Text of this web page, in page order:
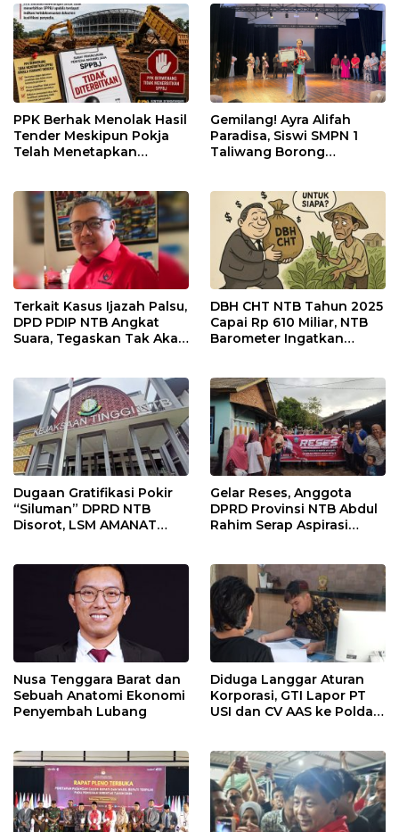
PPK Berhak Menolak Hasil
Tender Meskipun Pokja
Telah Menetapkan
Gemilang! Ayra Alifah
Paradisa, Siswi SMPN 1
Taliwang Borong
Terkait Kasus Ijazah Palsu,
DPD PDIP NTB Angkat
Suara, Tegaskan Tak Akan
DBH CHT NTB Tahun 2025
Capai Rp 610 Miliar, NTB
Barometer Ingatkan
Dugaan Gratifikasi Pokir
“Siluman” DPRD NTB
Disorot, LSM AMANAT
Gelar Reses, Anggota
DPRD Provinsi NTB Abdul
Rahim Serap Aspirasi
Nusa Tenggara Barat dan
Sebuah Anatomi Ekonomi
Penyembah Lubang
Diduga Langgar Aturan
Korporasi, GTI Lapor PT
USI dan CV AAS ke Polda